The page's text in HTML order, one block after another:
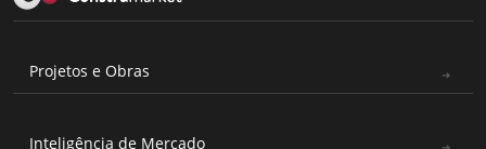
Projetos e Obras
Inteligência de Mercado